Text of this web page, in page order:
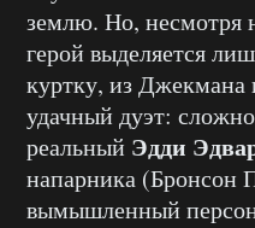
землю. Но, несмотря
герой выделяется
куртку, из Джекмана
удачный дуэт:
реальный Эдди
напарника (Бронсон
вымышленный